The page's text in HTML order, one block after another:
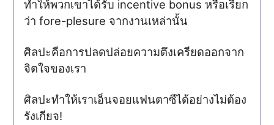
ทำให้พวกเขาได้รับ incentive bonus หรือเรียก
ว่า fore-plesure จากงานเหล่านั้น
ศิลปะคือการปลดปล่อยความตึงเครียดออกจาก
จิตใจของเรา
ศิลปะทำให้เราเอ็นจอยแฟนตาซีได้อย่างไม่ต้อง
รังเกียจ!